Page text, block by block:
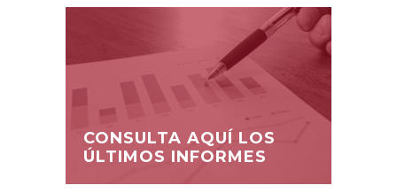
CONSULTA AQUÍ LOS
ÚLTIMOS INFORMES